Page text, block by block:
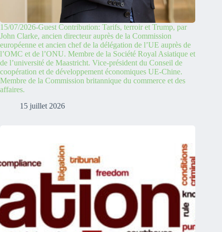
15/07/2026-Guest Contribution: Tarifs, terroir et Trump, par
John Clarke, ancien directeur auprès de la Commission
européenne et ancien chef de la délégation de l’UE auprès de
l’OMC et de l’ONU. Membre de la Société Royal Asiatique et
de l’université de Maastricht. Vice-président du Conseil de
coopération et de développement économiques UE-Chine.
Membre de la Commission britannique du commerce et des
affaires.
15 juillet 2026